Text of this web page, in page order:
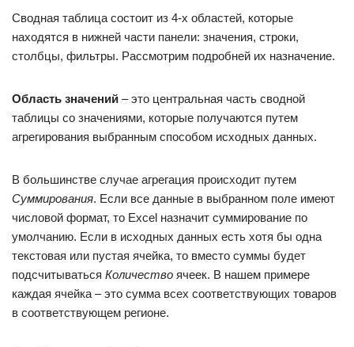
Сводная таблица состоит из 4-х областей, которые
находятся в нижней части панели: значения, строки,
столбцы, фильтры. Рассмотрим подробней их назначение.
Область значений – это центральная часть сводной
таблицы со значениями, которые получаются путем
агрегирования выбранным способом исходных данных.
В большинстве случае агрегация происходит путем
Суммирования. Если все данные в выбранном поле имеют
числовой формат, то Excel назначит суммирование по
умолчанию. Если в исходных данных есть хотя бы одна
текстовая или пустая ячейка, то вместо суммы будет
подсчитываться Количество ячеек. В нашем примере
каждая ячейка – это сумма всех соответствующих товаров
в соответствующем регионе.